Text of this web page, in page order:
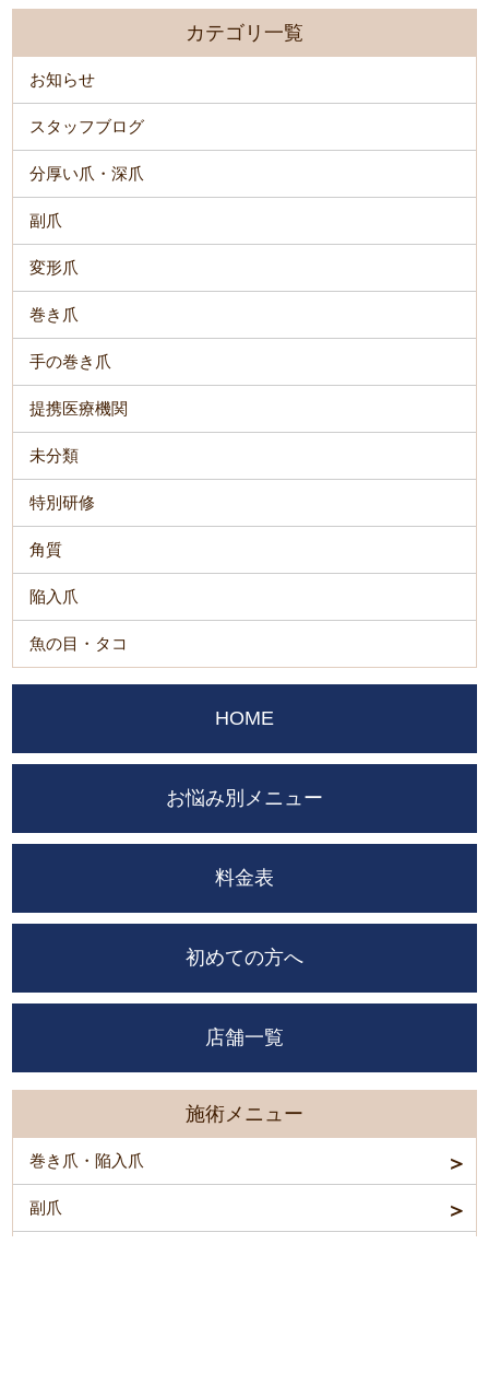
カテゴリ一覧
お知らせ
スタッフブログ
分厚い爪・深爪
副爪
変形爪
巻き爪
手の巻き爪
提携医療機関
未分類
特別研修
角質
陥入爪
魚の目・タコ
HOME
お悩み別メニュー
料金表
初めての方へ
店舗一覧
施術メニュー
巻き爪・陥入爪
副爪